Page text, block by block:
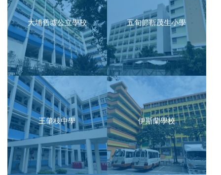
大埔舊墟公立學校 五旬節靳茂生小學
王肇枝中學 伊斯蘭學校